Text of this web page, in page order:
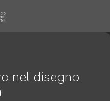
nel disegno